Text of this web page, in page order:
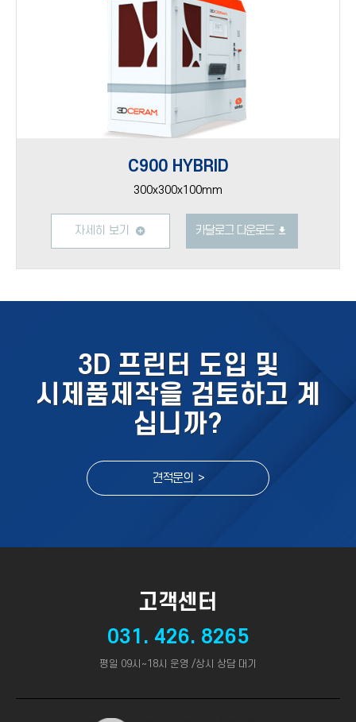
C900 HYBRID
300x300x100mm
자세히 보기 카달로그 다운로드
3D 프린터 도입 및
시제품제작을 검토하고 계
십니까?
견적문의 >
고객센터
031. 426. 8265
평일 09시~18시 운영 /상시 상담 대기